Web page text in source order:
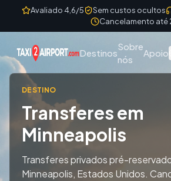
Skip to content
Avaliado 4,6/5 Sem custos ocultos
Cancelamento até
Destinos
Sobre
nós
Apoio
DESTINO
Transferes em
Minneapolis
Transferes privados pré-
Minneapolis, Estados Unidos.